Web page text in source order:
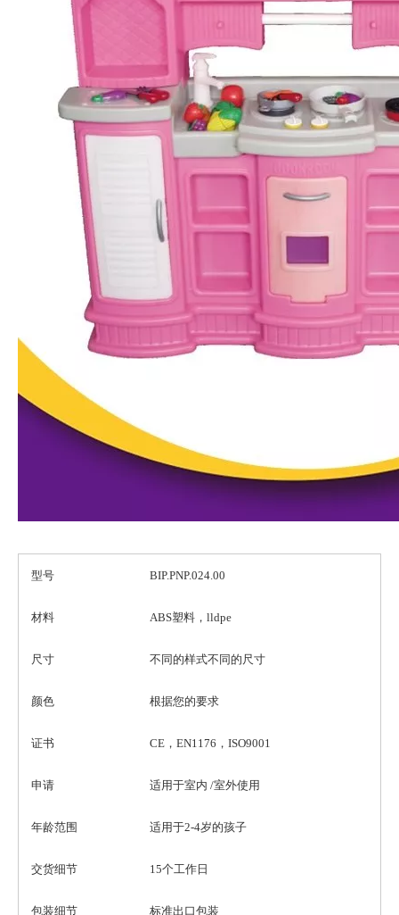
型号 BIP.PNP.024.00
材料 ABS塑料，lldpe
尺寸 不同的样式不同的尺寸
颜色 根据您的要求
证书 CE，EN1176，ISO9001
申请 适用于室内 /室外使用
年龄范围 适用于2-4岁的孩子
交货细节 15个工作日
包装细节 标准出口包装